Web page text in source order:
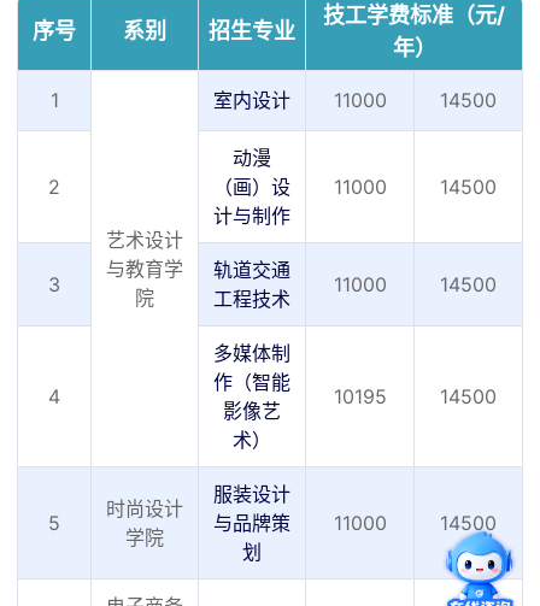
序号 系别 招生专业
技工学费标准（元/
年）
1
艺术设计
与教育学
院
室内设计 11000 14500
2
动漫
（画）设
计与制作
11000 14500
3
轨道交通
工程技术
11000 14500
4
多媒体制
作（智能
影像艺
术）
10195 14500
5
时尚设计
学院
服装设计
与品牌策
划
11000 14500